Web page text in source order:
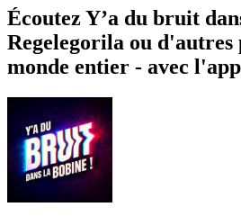
Écoutez Y’a du bruit
Regelegorila ou d'autres
monde entier - avec